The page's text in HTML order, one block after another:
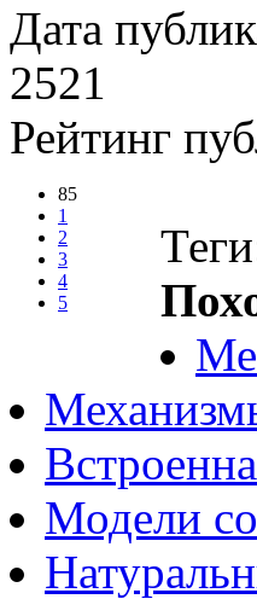
Дата
2521
Рейтинг
85
1
2
3
4
5
Модели